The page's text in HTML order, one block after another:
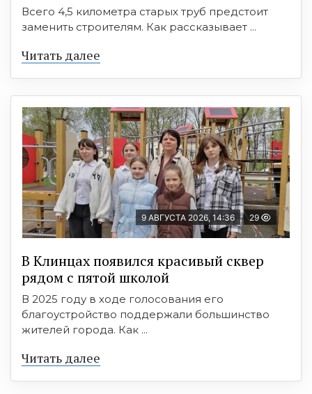
Всего 4,5 километра старых труб предстоит
заменить строителям. Как рассказывает ...
Читать далее
9 АВГУСТА 2026, 14:36 29
В Клинцах появился красивый сквер
рядом с пятой школой
В 2025 году в ходе голосования его
благоустройство поддержали большинство
жителей города. Как ...
Читать далее